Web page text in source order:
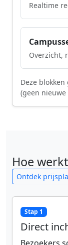
Realtime
Overzicht,
Deze
(geen nieuwe
Hoe
Ontdek
Stap 1
Direct